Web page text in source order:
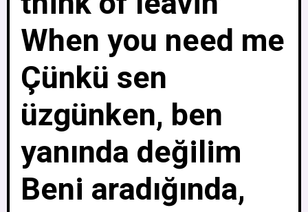
When you need me
Çünkü sen
üzgünken, ben
yanında değilim
Beni aradığında,